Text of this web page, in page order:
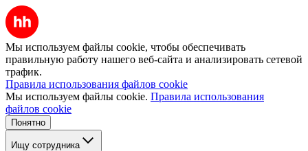
Мы используем файлы cookie, чтобы обеспечивать
правильную работу нашего веб-сайта и анализировать сетевой
трафик.
Правила использования файлов cookie
Мы используем файлы cookie. Правила использования
файлов cookie
Понятно
Ищу сотрудника